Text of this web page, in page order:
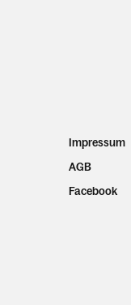
Impressum
AGB
Facebook